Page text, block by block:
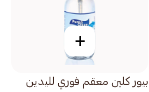
+
بيور كلين معقم فوري لليدين